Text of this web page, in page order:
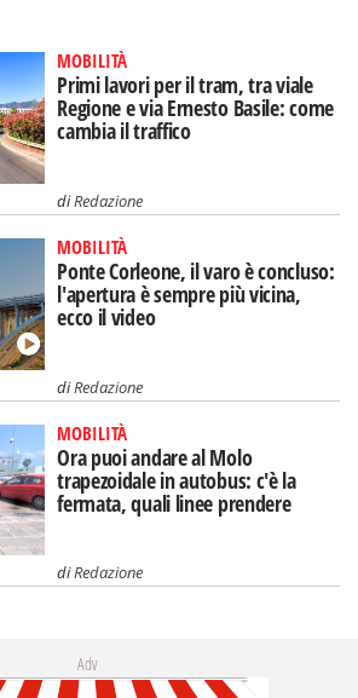
MOBILITÀ
Primi lavori per il tram, tra viale
Regione e via Ernesto Basile: come
cambia il traffico
diRedazione
MOBILITÀ
Ponte Corleone, il varo è concluso:
l'apertura è sempre più vicina,
ecco il video
diRedazione
MOBILITÀ
Ora puoi andare al Molo
trapezoidale in autobus: c'è la
fermata, quali linee prendere
diRedazione
Adv